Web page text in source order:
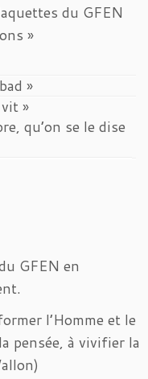
du GFEN
»
»
»
qu’on se le dise
GFEN en
l’Homme et le
pensée, à vivifier la